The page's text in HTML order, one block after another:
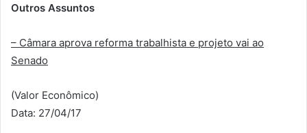
Outros Assuntos
– Câmara aprova reforma trabalhista e projeto vai ao
Senado
(Valor Econômico)
Data: 27/04/17